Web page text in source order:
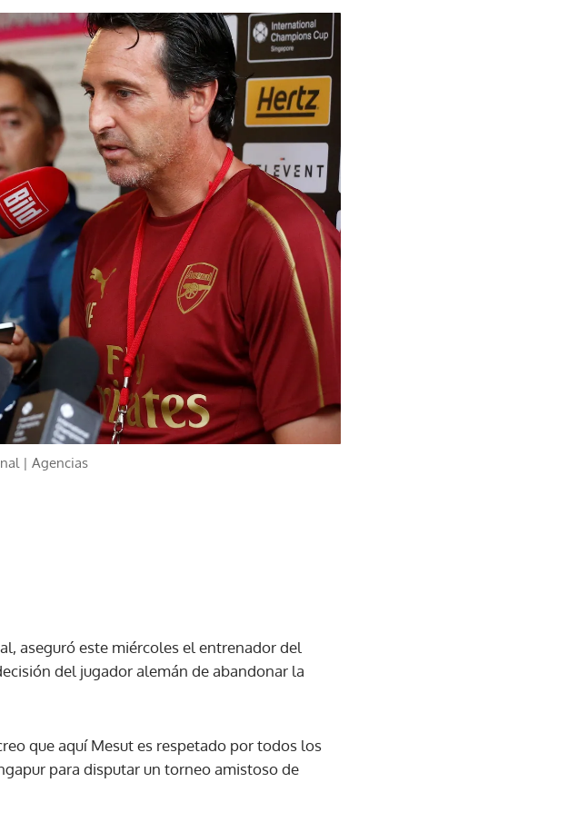
| Agencias
aseguró este miércoles el entrenador del
del jugador alemán de abandonar la
que aquí Mesut es respetado por todos los
para disputar un torneo amistoso de